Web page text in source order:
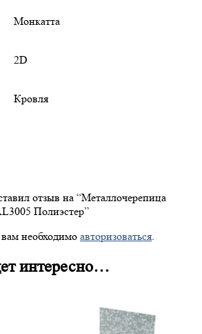
Монкатта
2D
Кровля
отзыв на “Металлочерепица
Полиэстер”
необходимо авторизоваться
интересно…